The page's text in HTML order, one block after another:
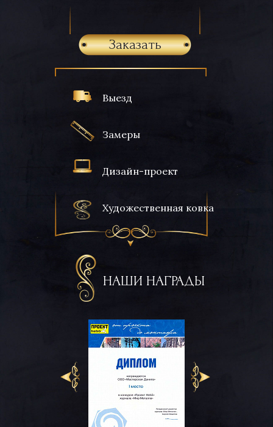
Выезд
Замеры
Дизайн-проект
Художественная ковка
НАШИ НАГРАДЫ
Заказать